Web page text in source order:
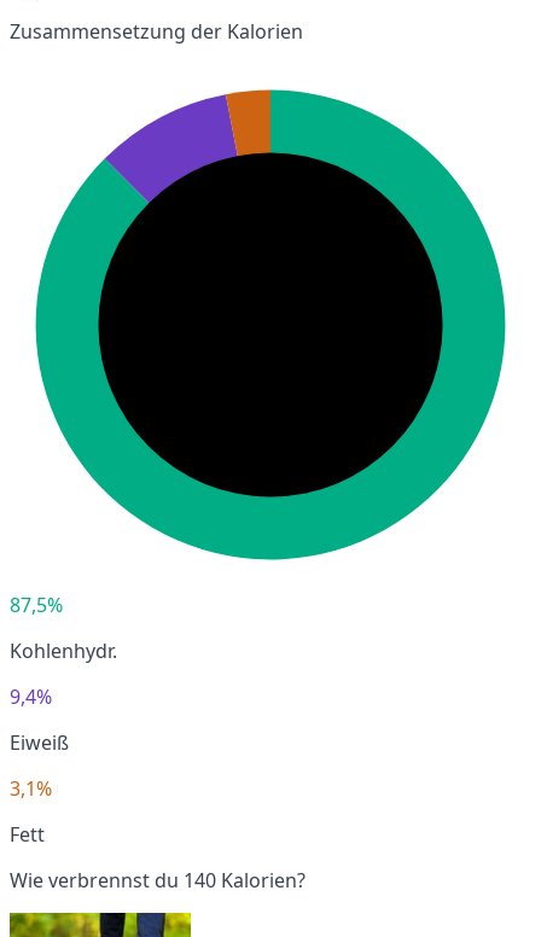
Zusammensetzung der Kalorien
87,5%
Kohlenhydr.
9,4%
Eiweiß
3,1%
Fett
Wie verbrennst du 140 Kalorien?